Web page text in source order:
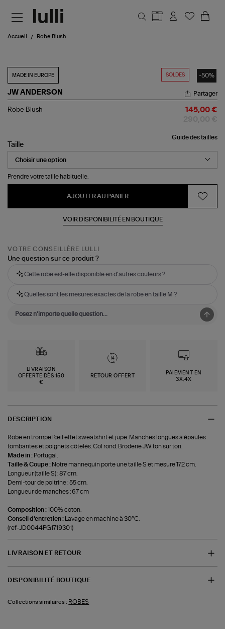
Accueil Robe Blush
SOLDES -50%
MADE IN EUROPE
JW ANDERSON
Robe
Partager
Robe Blush 145,00 €
Guide des tailles
Taille
Prendre votre taille habituelle.
AJOUTER AU PANIER
VOIR DISPONIBILITÉ EN BOUTIQUE
VOTRE CONSEILLÈRE LULLI
Une question sur ce produit ?
Cette robe est-elle disponible en d'autres couleurs ?
Quelles sont les mesures exactes de la robe en taille M ?
LIVRAISON
OFFERTE DÈS 150
€
RETOUR OFFERT
PAIEMENT EN
3X,4X
DESCRIPTION
Robe en trompe l'œil effet sweatshirt et jupe. Manches longues à épaules
tombantes et poignets côtelés. Col rond. Broderie JW ton sur ton.
Made in : Portugal.
Taille & Coupe : Notre mannequin porte une taille S et mesure 172 cm.
Longueur (taille S) : 87 cm.
Demi-tour de poitrine : 55 cm.
Longueur de manches : 67 cm
Composition :100% coton.
Conseil d'entretien : Lavage en machine à 30°C.
(ref-JD0044PG1719301)
LIVRAISON ET RETOUR
DISPONIBILITÉ BOUTIQUE
Collections similaires : ROBES